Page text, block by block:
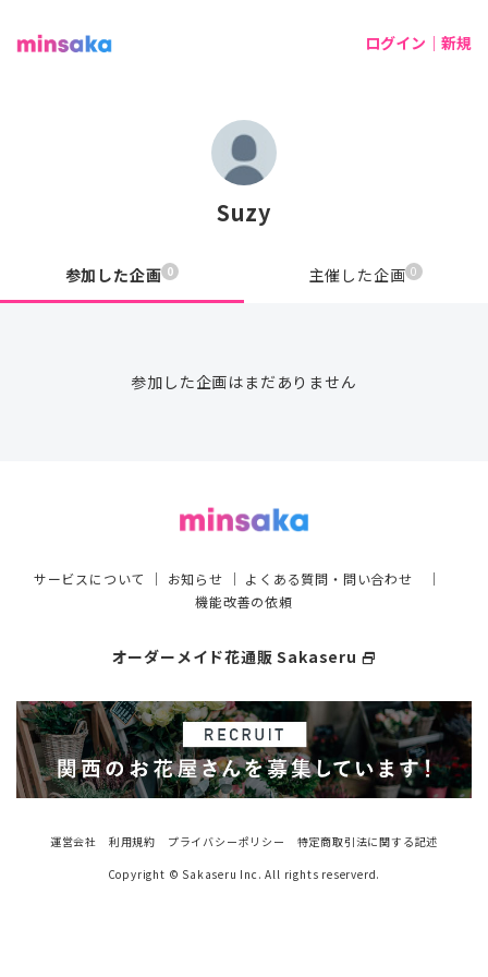
ログイン｜新規
Suzy
参加した企画 0 主催した企画 0
参加した企画はまだありません
サービスについて ｜ お知らせ ｜ よくある質問・問い合わせ ｜
機能改善の依頼
オーダーメイド花通販 Sakaseru select_window
運営会社 利用規約 プライバシーポリシー
特定商取引法に関する記述
Copyright © Sakaseru Inc. All rights reserverd.